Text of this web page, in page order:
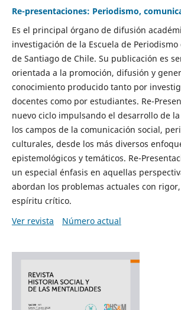
Re-presentaciones: Periodismo,
Es el principal órgano de difusión
investigación de la Escuela de
de Santiago de Chile. Su publicación es
orientada a la promoción, difusión y
conocimiento producido tanto por
docentes como por estudiantes. Re-
nuevo ciclo impulsando el desarrollo de
los campos de la comunicación social,
culturales, desde los más diversos
epistemológicos y temáticos. Re-
un especial énfasis en aquellas
abordan los problemas actuales con
espíritu crítico.
Ver revista
Número actual